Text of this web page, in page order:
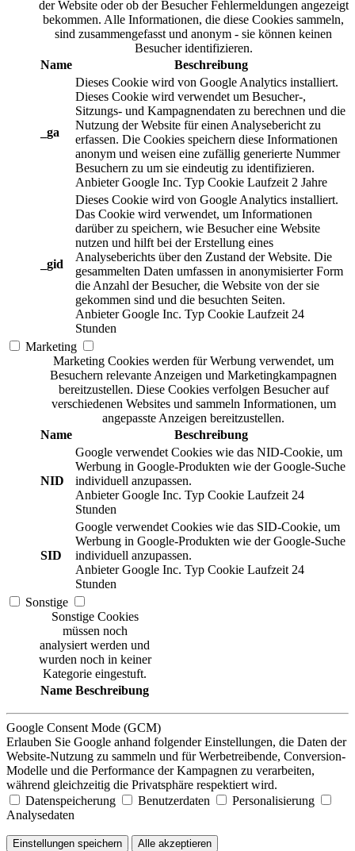
der Website oder ob der Besucher Fehlermeldungen angezeigt
bekommen. Alle Informationen, die diese Cookies sammeln,
sind zusammengefasst und anonym - sie können keinen
Besucher identifizieren.
Name
Beschreibung
_ga
Dieses Cookie wird von Google Analytics installiert.
Dieses Cookie wird verwendet um Besucher-,
Sitzungs- und Kampagnendaten zu berechnen und die
Nutzung der Website für einen Analysebericht zu
erfassen. Die Cookies speichern diese Informationen
anonym und weisen eine zufällig generierte Nummer
Besuchern zu um sie eindeutig zu identifizieren.
Anbieter Google Inc. Typ Cookie Laufzeit 2 Jahre
_gid
Dieses Cookie wird von Google Analytics installiert.
Das Cookie wird verwendet, um Informationen
darüber zu speichern, wie Besucher eine Website
nutzen und hilft bei der Erstellung eines
Analyseberichts über den Zustand der Website. Die
gesammelten Daten umfassen in anonymisierter Form
die Anzahl der Besucher, die Website von der sie
gekommen sind und die besuchten Seiten.
Anbieter Google Inc. Typ Cookie Laufzeit 24
Stunden
Marketing
Marketing Cookies werden für Werbung verwendet, um
Besuchern relevante Anzeigen und Marketingkampagnen
bereitzustellen. Diese Cookies verfolgen Besucher auf
verschiedenen Websites und sammeln Informationen, um
angepasste Anzeigen bereitzustellen.
Name
Beschreibung
NID
Google verwendet Cookies wie das NID-Cookie, um
Werbung in Google-Produkten wie der Google-Suche
individuell anzupassen.
Anbieter Google Inc. Typ Cookie Laufzeit 24
Stunden
SID
Google verwendet Cookies wie das SID-Cookie, um
Werbung in Google-Produkten wie der Google-Suche
individuell anzupassen.
Anbieter Google Inc. Typ Cookie Laufzeit 24
Stunden
Sonstige
Sonstige Cookies
müssen noch
analysiert werden und
wurden noch in keiner
Kategorie eingestuft.
Name Beschreibung
Google Consent Mode (GCM)
Erlauben Sie Google anhand folgender Einstellungen, die Daten der
Website-Nutzung zu sammeln und für Werbetreibende, Conversion-
Modelle und die Performance der Kampagnen zu verarbeiten,
während gleichzeitig die Privatsphäre respektiert wird.
Datenspeicherung
Benutzerdaten
Personalisierung
Analysedaten
Einstellungen speichern Alle akzeptieren